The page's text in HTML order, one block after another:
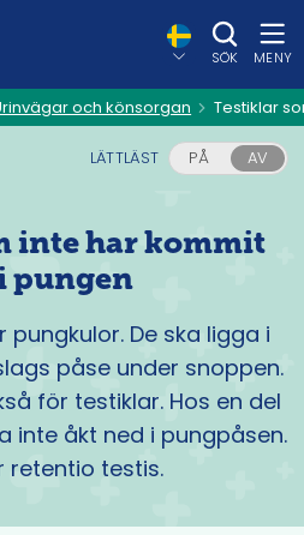
SÖK MENY
och könsorgan Testiklar
LÄTTLÄST PÅ AV
inte har kommit
pungen
De ska ligga i
påse under snoppen.
för testiklar. Hos en del
inte åkt ned i pungpåsen.
retentio testis.